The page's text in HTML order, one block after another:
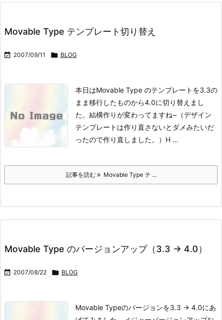
Movable Type テンプレート切り替え
 2007/09/11  BLOG
本日はMovable Type のテンプレートを3.3の
まま移行したものから4.0に切り替えまし
た。 結構作りが変わってますね~ （デザイン
テンプレートは作り直さないとダメみたいだ
ったので作り直しました。） H ...
記事を読む Movable Type テ ...
Movable Type のバージョンアップ（3.3 → 4.0）
 2007/08/22  BLOG
Movable Typeのバージョンを3.3 → 4.0にあ